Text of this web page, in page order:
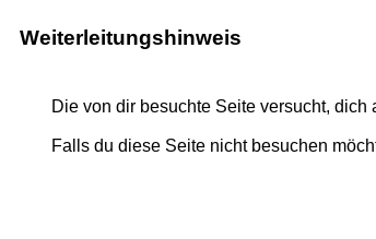
Weiterleitungshinweis
Die von dir besuchte Seite versucht, dich
Falls du diese Seite nicht besuchen